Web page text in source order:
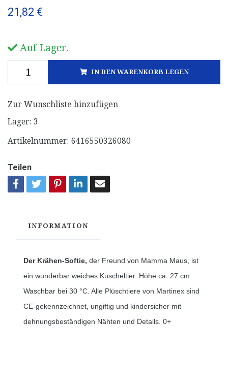
21,82 €
Auf Lager.
IN DEN WARENKORB LEGEN
Zur Wunschliste hinzufügen
Lager: 3
Artikelnummer: 6416550326080
Teilen
INFORMATION
Der Krähen-Softie, der Freund von Mamma Maus, ist
ein wunderbar weiches Kuscheltier. Höhe ca. 27 cm.
Waschbar bei 30 °C. Alle Plüschtiere von Martinex sind
CE-gekennzeichnet, ungiftig und kindersicher mit
dehnungsbeständigen Nähten und Details. 0+